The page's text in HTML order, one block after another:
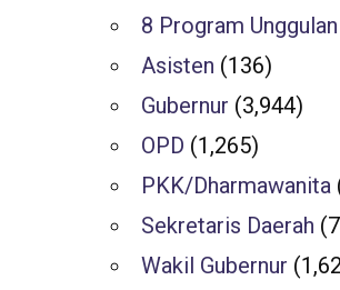
8 Program Unggulan
Asisten (136)
Gubernur (3,944)
OPD (1,265)
PKK/Dharmawanita
Sekretaris Daerah
Wakil Gubernur